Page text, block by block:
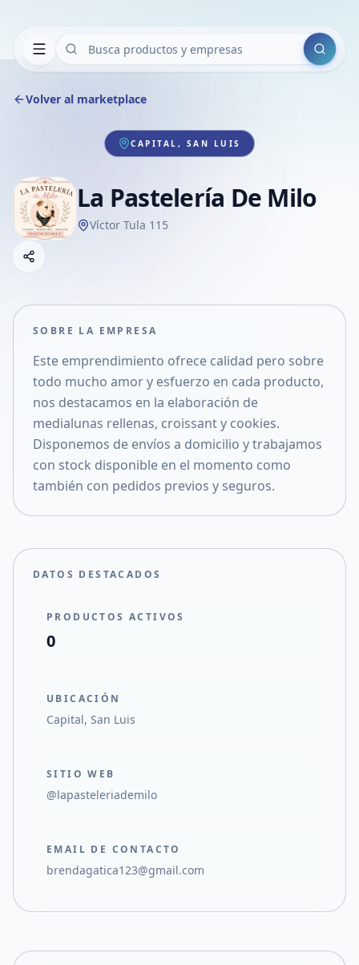
Buscar
Volver al marketplace
CAPITAL, SAN LUIS
La Pastelería De Milo
Víctor Tula 115
Compartir empresa
Compartir en X
SOBRE LA EMPRESA
Este emprendimiento ofrece calidad pero sobre
todo mucho amor y esfuerzo en cada producto,
nos destacamos en la elaboración de
medialunas rellenas, croissant y cookies.
Disponemos de envíos a domicilio y trabajamos
con stock disponible en el momento como
también con pedidos previos y seguros.
DATOS DESTACADOS
PRODUCTOS ACTIVOS
0
UBICACIÓN
Capital, San Luis
SITIO WEB
@lapasteleriademilo
EMAIL DE CONTACTO
brendagatica123@gmail.com